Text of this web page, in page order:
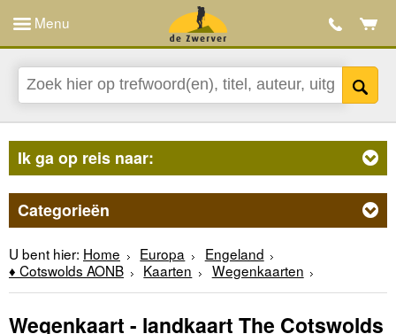
Menu
Ik ga op reis naar:
Categorieën
U bent hier: Home Europa
Engeland
♦ Cotswolds AONB
Kaarten Wegenkaarten
Wegenkaart - landkaart The Cotswolds